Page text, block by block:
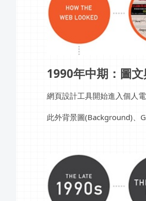
1990年中期：圖
網頁設計工具開始進入個人
此外背景圖(Background)、